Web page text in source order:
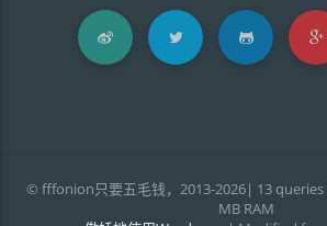
© fffonion只要五毛钱，2013-2026| 13 queries
MB RAM